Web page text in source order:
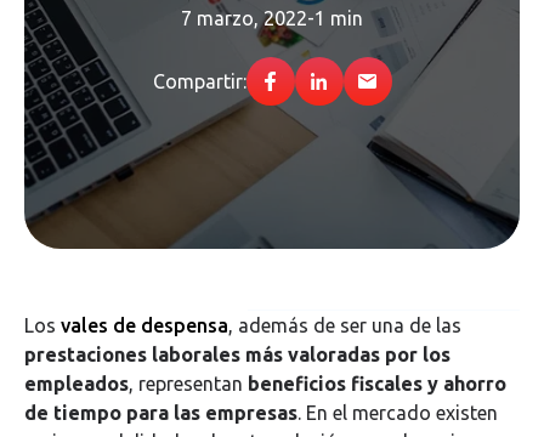
7 marzo, 2022-1 min
Compartir:
Los vales de despensa, además de ser una de las
prestaciones laborales más valoradas por los
empleados, representan beneficios fiscales y ahorro
de tiempo para las empresas. En el mercado existen